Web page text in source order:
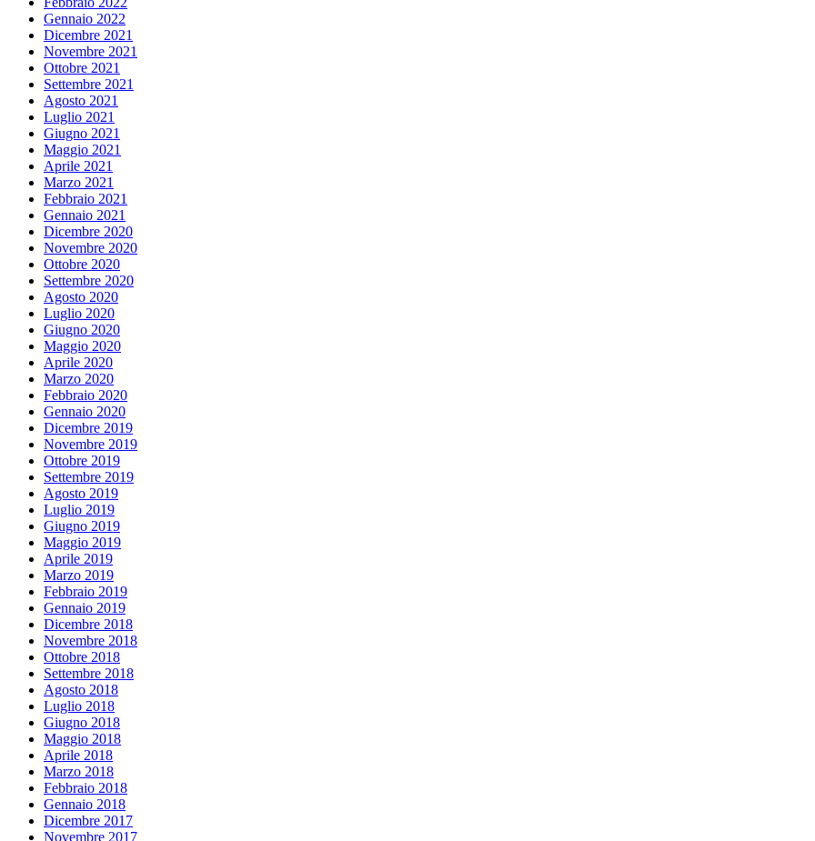
Gennaio 2022
Dicembre 2021
Novembre 2021
Ottobre 2021
Settembre 2021
Agosto 2021
Luglio 2021
Giugno 2021
Maggio 2021
Aprile 2021
Marzo 2021
Febbraio 2021
Gennaio 2021
Dicembre 2020
Novembre 2020
Ottobre 2020
Settembre 2020
Agosto 2020
Luglio 2020
Giugno 2020
Maggio 2020
Aprile 2020
Marzo 2020
Febbraio 2020
Gennaio 2020
Dicembre 2019
Novembre 2019
Ottobre 2019
Settembre 2019
Agosto 2019
Luglio 2019
Giugno 2019
Maggio 2019
Aprile 2019
Marzo 2019
Febbraio 2019
Gennaio 2019
Dicembre 2018
Novembre 2018
Ottobre 2018
Settembre 2018
Agosto 2018
Luglio 2018
Giugno 2018
Maggio 2018
Aprile 2018
Marzo 2018
Febbraio 2018
Gennaio 2018
Dicembre 2017
Novembre 2017